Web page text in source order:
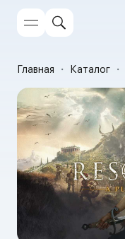
Главная ・ Каталог ・